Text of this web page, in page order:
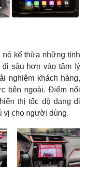
kế thừa những tinh
đi sâu hơn vào tâm lý
nghiệm khách hàng,
bên ngoài. Điểm nổi
thị tốc độ đang đi
vị cho người dùng.